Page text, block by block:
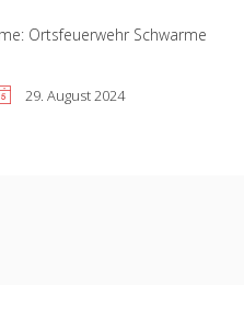
Ortsfeuerwehr Schwarme
29. August 2024